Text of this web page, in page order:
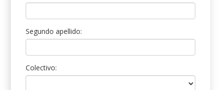
Segundo apellido:
Colectivo: